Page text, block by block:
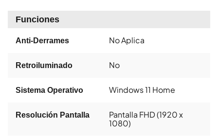
Funciones
Anti-Derrames No Aplica
Retroiluminado No
Sistema Operativo Windows 11 Home
Resolución Pantalla
Pantalla FHD (1920 x
1080)